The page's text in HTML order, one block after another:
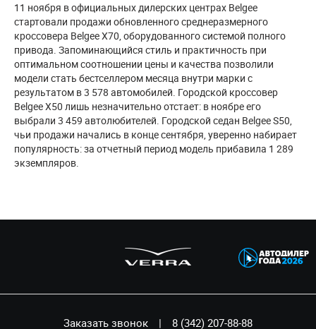
11 ноября в официальных дилерских центрах Belgee
стартовали продажи обновленного среднеразмерного
кроссовера Belgee Х70, оборудованного системой полного
привода. Запоминающийся стиль и практичность при
оптимальном соотношении цены и качества позволили
модели стать бестселлером месяца внутри марки с
результатом в 3 578 автомобилей. Городской кроссовер
Belgee X50 лишь незначительно отстает: в ноябре его
выбрали 3 459 автолюбителей. Городской седан Belgee S50,
чьи продажи начались в конце сентября, уверенно набирает
популярность: за отчетный период модель прибавила 1 289
экземпляров.
Заказать звонок | 8 (342) 207-88-88